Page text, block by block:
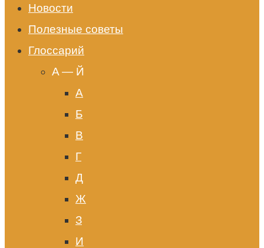
Новости
Полезные советы
Глоссарий
A — Й
А
Б
В
Г
Д
Ж
З
И